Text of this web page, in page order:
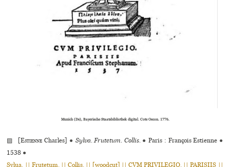
Munich (De), Bayerische Staatsbibliothek digital. Cote Oecon. 1776.
▨ [Estienne Charles] ● Sylva. Frutetum. Collis. ● Paris : François Estienne ●
1538 ●
Sylua. || Frutetum. || Collis. || [woodcut] || CVM PRIVILEGIO. || PARISIIS ||